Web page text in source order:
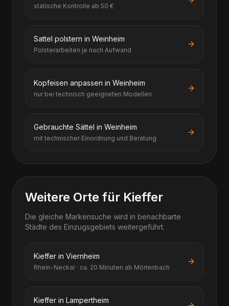
statische Kontrolle ab 50 €
Sattel polstern in Weinheim
Polsterarbeiten je nach Aufwand
Kopfeisen anpassen in Weinheim
nur bei technisch geeigneten Modellen
Gebrauchte Sättel in Weinheim
mit technischer Einordnung und Beratung
Weitere Orte für Kieffer
Die gleiche Markensuche wird in benachbarte
Städte des Einzugsgebiets weitergeführt.
Kieffer in Viernheim
Rhein-Neckar · ca. 20 Minuten ab Mörlenbach
Kieffer in Lampertheim